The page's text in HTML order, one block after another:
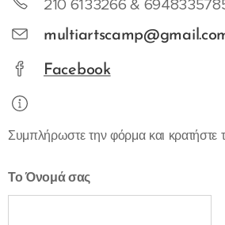
210 6133266 &
Facebook
Συμπλήρωστε την φόρμα και κρατήστε
Το Όνομά σας